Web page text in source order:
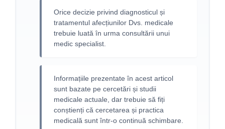
Orice decizie privind diagnosticul și
tratamentul afecțiunilor Dvs. medicale
trebuie luată în urma consultării unui
medic specialist.
Informațiile prezentate în acest articol
sunt bazate pe cercetări și studii
medicale actuale, dar trebuie să fiți
conștienți că cercetarea și practica
medicală sunt într-o continuă schimbare.